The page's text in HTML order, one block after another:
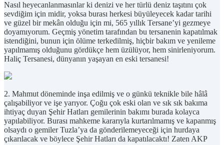
Nasıl heyecanlanmasınlar ki denizi ve her türlü deniz taşıtını çok
sevdiğim için midir, yoksa burası herkesi büyüleyecek kadar tarihi
ve güzel bir mekân olduğu için mi, 565 yıllık Tersane’yi gezmeye
doyamıyorum. Geçmiş yönetim tarafından bu tersanenin kapatılmak
istendiğini, bunun için ölüme terkedilmiş, hiçbir bakım ve yenileme
yapılmamış olduğunu gördükçe hem üzülüyor, hem sinirleniyorum.
Haliç Tersanesi, dünyanın yaşayan en eski tersanesi!
2. Mahmut döneminde inşa edilmiş ve o günkü teknikle bile hâlâ
çalışabiliyor ve işe yarıyor. Çoğu çok eski olan ve sık sık bakıma
ihtiyaç duyan Şehir Hatları gemilerinin bakımı burada kolayca
yapılabiliyor. Burası mahkeme kararıyla kurtarılmamış ve kapanmış
olsaydı o gemiler Tuzla’ya da gönderilemeyeceği için hurdaya
çıkarılacak ve böylece Şehir Hatları da kapatılacaktı! Zaten AKP